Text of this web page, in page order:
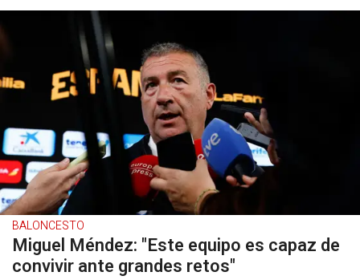
BALONCESTO
Miguel Méndez: "Este equipo es capaz de
convivir ante grandes retos"